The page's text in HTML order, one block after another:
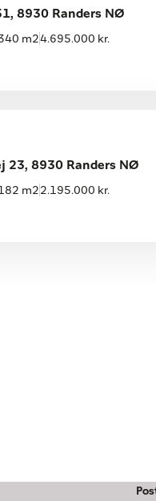
8930 Randers NØ
m24.695.000 kr.
23, 8930 Randers NØ
m2 2.195.000 kr.